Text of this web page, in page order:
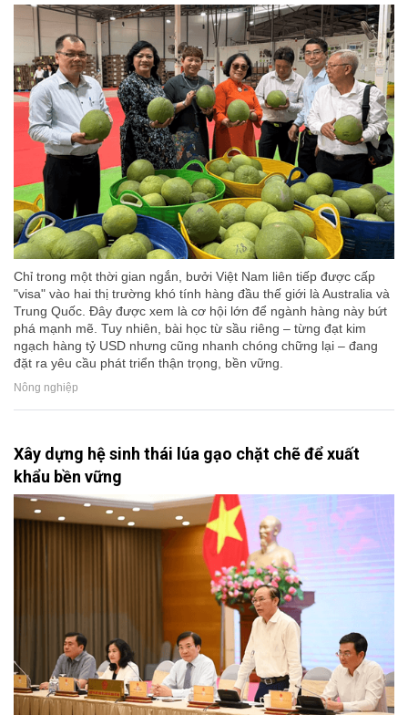
Chỉ trong một thời gian ngắn, bưởi Việt Nam liên tiếp được cấp
"visa" vào hai thị trường khó tính hàng đầu thế giới là Australia và
Trung Quốc. Đây được xem là cơ hội lớn để ngành hàng này bứt
phá mạnh mẽ. Tuy nhiên, bài học từ sầu riêng – từng đạt kim
ngạch hàng tỷ USD nhưng cũng nhanh chóng chững lại – đang
đặt ra yêu cầu phát triển thận trọng, bền vững.
Nông nghiệp
Xây dựng hệ sinh thái lúa gạo chặt chẽ để xuất
khẩu bền vững